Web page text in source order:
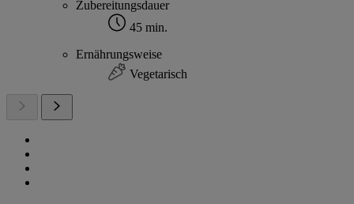
Zubereitungsdauer
45 min.
Ernährungsweise
Vegetarisch